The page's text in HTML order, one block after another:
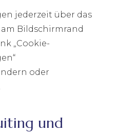
jederzeit über das
Bildschirmrand
„Cookie-
oder
und